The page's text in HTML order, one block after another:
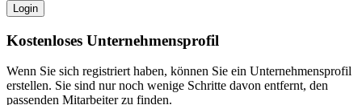
Login
Kostenloses Unternehmensprofil
Wenn Sie sich registriert haben, können Sie ein Unternehmensprofil
erstellen. Sie sind nur noch wenige Schritte davon entfernt, den
passenden Mitarbeiter zu finden.